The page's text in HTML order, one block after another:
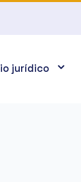
jurídico